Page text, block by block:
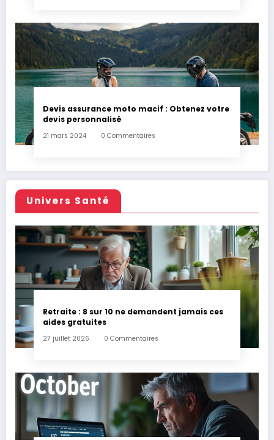
Devis assurance moto macif : Obtenez votre
devis personnalisé
21 mars 2024 0 Commentaires
Univers Santé
Retraite : 8 sur 10 ne demandent jamais ces
aides gratuites
27 juillet 2026 0 Commentaires